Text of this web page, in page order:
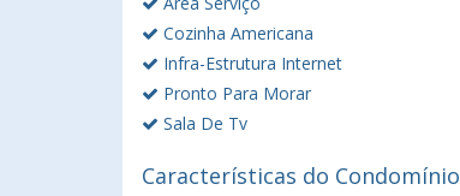
Cozinha Americana
Infra-Estrutura Internet
Pronto Para Morar
Sala De Tv
Características do Condomínio